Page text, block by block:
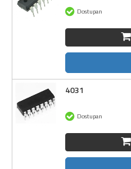
Dostupan
4031
Dostupan